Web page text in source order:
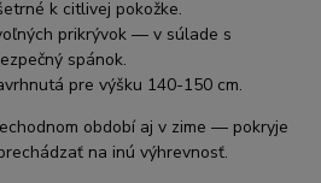
k citlivej pokožke.
prikrývok — v súlade s
spánok.
pre výšku 140-150 cm.
období aj v zime — pokryje
na inú výhrevnosť.